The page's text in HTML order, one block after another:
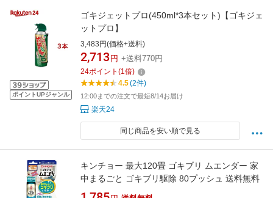
ポイントUPジャンル
ゴキジェットプロ(450ml*3本セット)【ゴキジェ
ットプロ】
3,483円(価格+送料)
2,713 円 +送料770円
24ポイント (1倍)
4.5(2件)
12:00までの注文で最短8/14お届け
楽天24
同じ商品を安い順で見る
キンチョー 最大120畳 ゴキブリ ムエンダー 家
中まるごと ゴキブリ駆除 80プッシュ 送料無料